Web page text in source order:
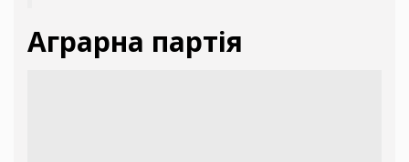
Аграрна партія